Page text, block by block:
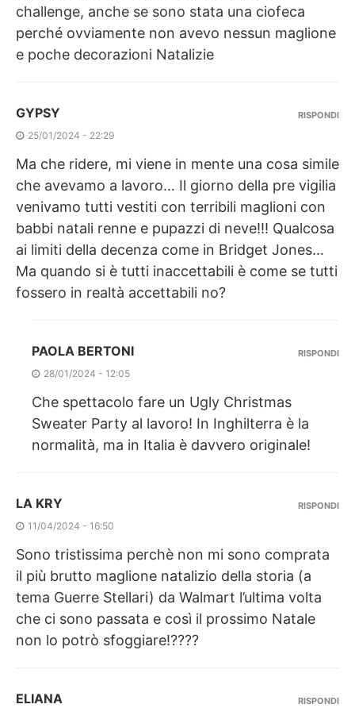
challenge, anche se sono stata una ciofeca
perché ovviamente non avevo nessun maglione
e poche decorazioni Natalizie
GYPSY
25/01/2024 - 22:29
Ma che ridere, mi viene in mente una cosa simile
che avevamo a lavoro… Il giorno della pre vigilia
venivamo tutti vestiti con terribili maglioni con
babbi natali renne e pupazzi di neve!!! Qualcosa
ai limiti della decenza come in Bridget Jones…
Ma quando si è tutti inaccettabili è come se tutti
fossero in realtà accettabili no?
RISPONDI
PAOLA BERTONI
28/01/2024 - 12:05
Che spettacolo fare un Ugly Christmas
Sweater Party al lavoro! In Inghilterra è la
normalità, ma in Italia è davvero originale!
RISPONDI
LA KRY
11/04/2024 - 16:50
Sono tristissima perchè non mi sono comprata
il più brutto maglione natalizio della storia (a
tema Guerre Stellari) da Walmart l’ultima volta
che ci sono passata e così il prossimo Natale
non lo potrò sfoggiare!????
RISPONDI
ELIANA RISPONDI